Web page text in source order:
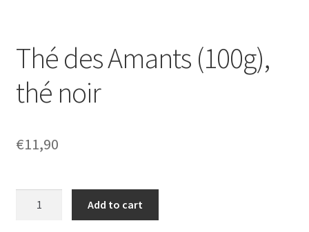
Thé des Amants (100g),
thé noir
€11,90
Add to cart